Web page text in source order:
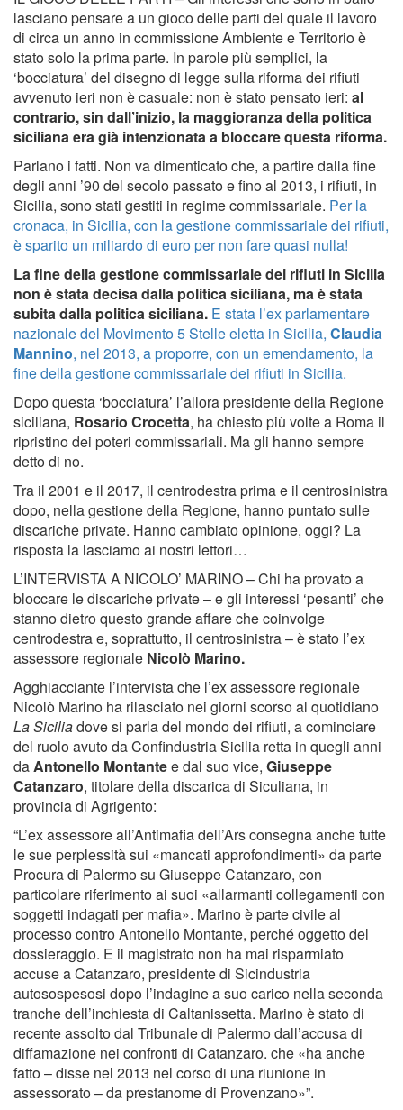
lasciano pensare a un gioco delle parti del quale il lavoro
di circa un anno in commissione Ambiente e Territorio è
stato solo la prima parte. In parole più semplici, la
‘bocciatura’ del disegno di legge sulla riforma dei rifiuti
avvenuto ieri non è casuale: non è stato pensato ieri: al
contrario, sin dall’inizio, la maggioranza della politica
siciliana era già intenzionata a bloccare questa riforma.
Parlano i fatti. Non va dimenticato che, a partire dalla fine
degli anni ’90 del secolo passato e fino al 2013, i rifiuti, in
Sicilia, sono stati gestiti in regime commissariale. Per la
cronaca, in Sicilia, con la gestione commissariale dei rifiuti,
è sparito un miliardo di euro per non fare quasi nulla!
La fine della gestione commissariale dei rifiuti in Sicilia
non è stata decisa dalla politica siciliana, ma è stata
subita dalla politica siciliana. E stata l’ex parlamentare
nazionale del Movimento 5 Stelle eletta in Sicilia, Claudia
Mannino, nel 2013, a proporre, con un emendamento, la
fine della gestione commissariale dei rifiuti in Sicilia.
Dopo questa ‘bocciatura’ l’allora presidente della Regione
siciliana, Rosario Crocetta, ha chiesto più volte a Roma il
ripristino dei poteri commissariali. Ma gli hanno sempre
detto di no.
Tra il 2001 e il 2017, il centrodestra prima e il centrosinistra
dopo, nella gestione della Regione, hanno puntato sulle
discariche private. Hanno cambiato opinione, oggi? La
risposta la lasciamo ai nostri lettori…
L’INTERVISTA A NICOLO’ MARINO – Chi ha provato a
bloccare le discariche private – e gli interessi ‘pesanti’ che
stanno dietro questo grande affare che coinvolge
centrodestra e, soprattutto, il centrosinistra – è stato l’ex
assessore regionale Nicolò Marino.
Agghiacciante l’intervista che l’ex assessore regionale
Nicolò Marino ha rilasciato nei giorni scorso al quotidiano
La Siciliadove si parla del mondo dei rifiuti, a cominciare
del ruolo avuto da Confindustria Sicilia retta in quegli anni
daAntonello Montantee dal suo vice, Giuseppe
Catanzaro, titolare della discarica di Siculiana, in
provincia di Agrigento:
“L’ex assessore all’Antimafia dell’Ars consegna anche tutte
le sue perplessità sui «mancati approfondimenti» da parte
Procura di Palermo su Giuseppe Catanzaro, con
particolare riferimento ai suoi «allarmanti collegamenti con
soggetti indagati per mafia». Marino è parte civile al
processo contro Antonello Montante, perché oggetto del
dossieraggio. E il magistrato non ha mai risparmiato
accuse a Catanzaro, presidente di Sicindustria
autosospesosi dopo l’indagine a suo carico nella seconda
tranche dell’inchiesta di Caltanissetta. Marino è stato di
recente assolto dal Tribunale di Palermo dall’accusa di
diffamazione nei confronti di Catanzaro. che «ha anche
fatto – disse nel 2013 nel corso di una riunione in
assessorato – da prestanome di Provenzano»”.